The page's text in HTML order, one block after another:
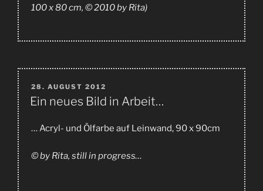
100 x 80 cm, © 2010 by Rita)
VERÖFFENTLICHT
AM
28. AUGUST 2012
Ein neues Bild in Arbeit…
… Acryl- und Ölfarbe auf Leinwand, 90 x 90cm
© by Rita, still in progress…